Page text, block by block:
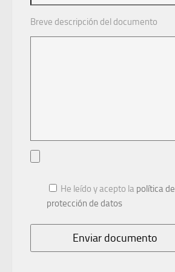
Breve descripción del documento
He leído y acepto la política de
protección de datos